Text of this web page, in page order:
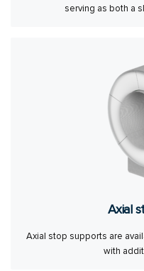
serving as both a
Axial
Axial stop supports are
with